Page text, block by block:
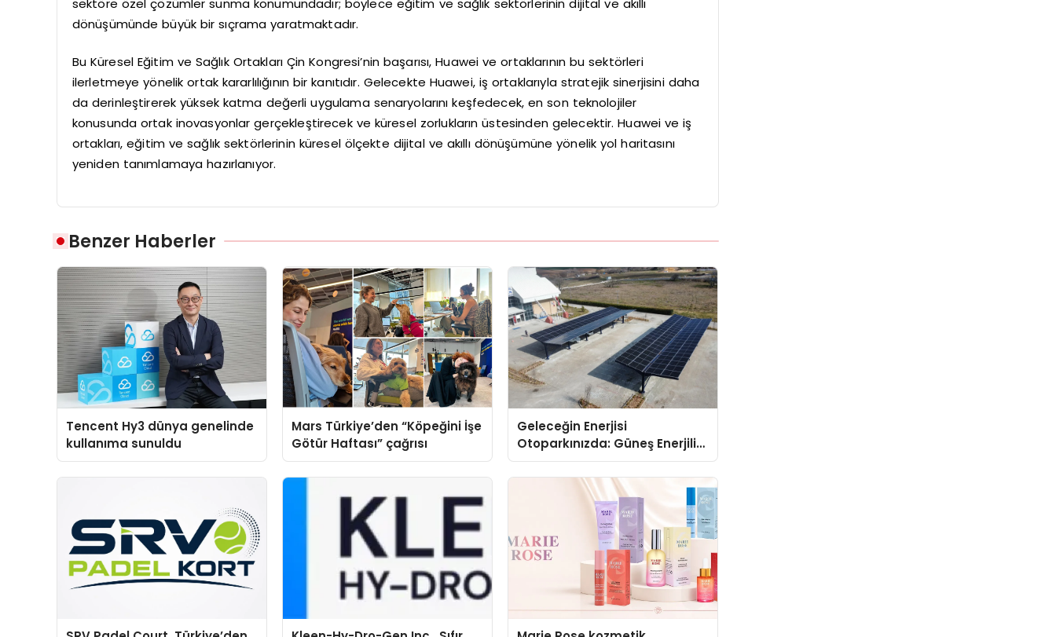
dönüşümünde büyük bir sıçrama yaratmaktadır.
Bu Küresel Eğitim ve Sağlık Ortakları Çin Kongresi’nin başarısı, Huawei ve ortaklarının bu sektörleri
ilerletmeye yönelik ortak kararlılığının bir kanıtıdır. Gelecekte Huawei, iş ortaklarıyla stratejik sinerjisini daha
da derinleştirerek yüksek katma değerli uygulama senaryolarını keşfedecek, en son teknolojiler
konusunda ortak inovasyonlar gerçekleştirecek ve küresel zorlukların üstesinden gelecektir. Huawei ve iş
ortakları, eğitim ve sağlık sektörlerinin küresel ölçekte dijital ve akıllı dönüşümüne yönelik yol haritasını
yeniden tanımlamaya hazırlanıyor.
Benzer Haberler
Tencent Hy3 dünya genelinde
kullanıma sunuldu
Mars Türkiye’den “Köpeğini İşe
Götür Haftası” çağrısı
Geleceğin Enerjisi
Otoparkınızda: Güneş Enerjili
Carport (Solar Otopark)
Nedir?